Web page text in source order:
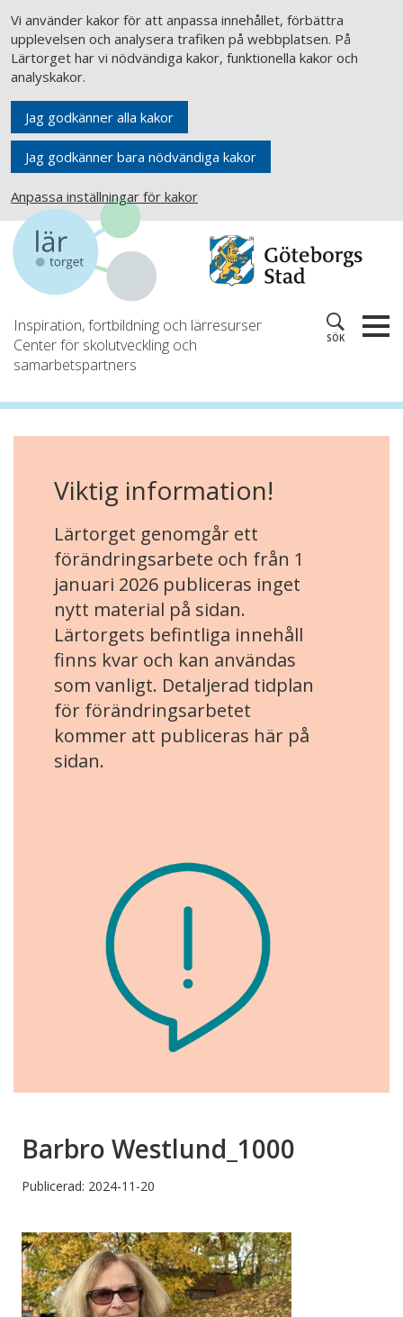
Vi använder kakor för att anpassa innehållet, förbättra
upplevelsen och analysera trafiken på webbplatsen. På
Lärtorget har vi nödvändiga kakor, funktionella kakor och
analyskakor.
Jag godkänner alla kakor
Jag godkänner bara nödvändiga kakor
Anpassa inställningar för kakor
Inspiration, fortbildning och lärresurser
Center för skolutveckling och
samarbetspartners
SÖK
Viktig information!
Lärtorget genomgår ett
förändringsarbete och från 1
januari 2026 publiceras inget
nytt material på sidan.
Lärtorgets befintliga innehåll
finns kvar och kan användas
som vanligt. Detaljerad tidplan
för förändringsarbetet
kommer att publiceras här på
sidan.
Barbro Westlund_1000
Publicerad: 2024-11-20